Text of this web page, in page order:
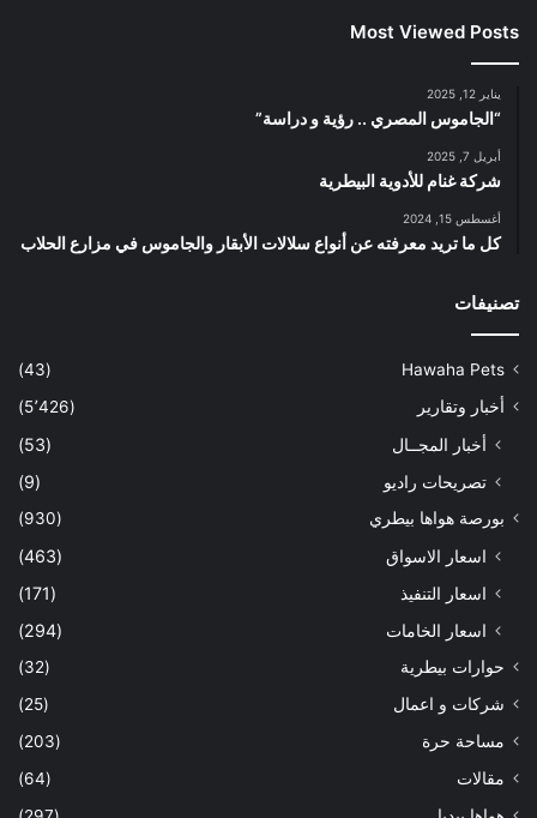
Most Viewed Posts
يناير 12, 2025
“الجاموس المصري .. رؤية و دراسة”
أبريل 7, 2025
شركة غنام للأدوية البيطرية
أغسطس 15, 2024
كل ما تريد معرفته عن أنواع سلالات الأبقار والجاموس في مزارع الحلاب
تصنيفات
Hawaha Pets
(43)
أخبار وتقارير
(5٬426)
أخبار المجــال
(53)
تصريحات راديو
(9)
بورصة هواها بيطري (930)
اسعار الاسواق
(463)
اسعار التنفيذ
(171)
اسعار الخامات
(294)
حوارات بيطرية
(32)
شركات و اعمال
(25)
مساحة حرة
(203)
مقالات
(64)